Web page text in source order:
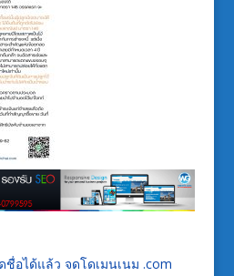
อได้แล้ว จดโดเมนเนม .com